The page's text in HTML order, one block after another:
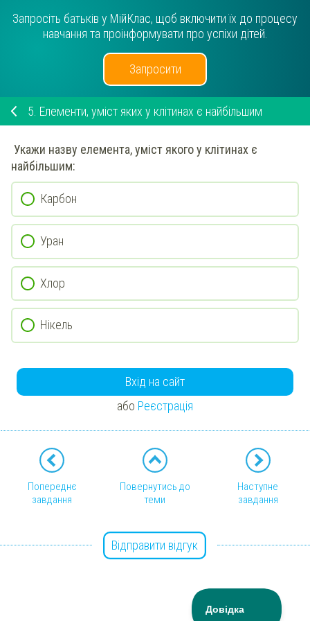
Запросіть батьків у МійКлас, щоб включити їх до процесу
навчання та проінформувати про успіхи дітей.
Запросити
5. Елементи, уміст яких у клітинах є найбільшим
Укажи назву елемента, уміст якого у клітинах є
найбільшим:
Карбон
Уран
Хлор
Нікель
Вхід на сайт
або Реєстрація
Попереднє
завдання
Повернутись до
теми
Наступне
завдання
Відправити відгук